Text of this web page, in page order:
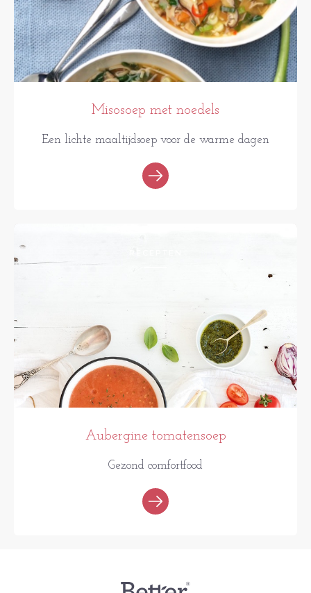
Misosoep met noedels
Een lichte maaltijdsoep voor de warme dagen
Aubergine tomatensoep
Gezond comfortfood